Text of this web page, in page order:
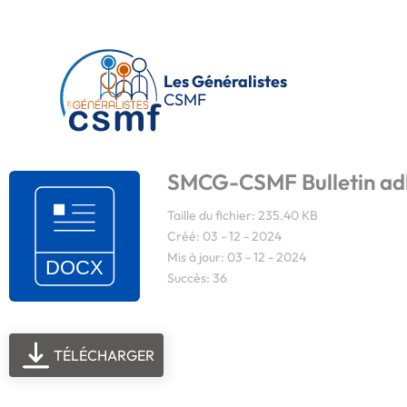
Les Généralistes
CSMF
SMCG-CSMF Bulletin
Taille du fichier: 235.40 KB
Créé: 03 - 12 - 2024
Mis à jour: 03 - 12 - 2024
Succès: 36
TÉLÉCHARGER